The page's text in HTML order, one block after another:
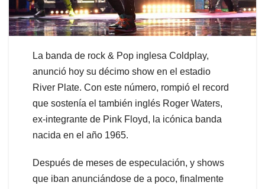
La banda de rock & Pop inglesa Coldplay,
anunció hoy su décimo show en el estadio
River Plate. Con este número, rompió el record
que sostenía el también inglés Roger Waters,
ex-integrante de Pink Floyd, la icónica banda
nacida en el año 1965.
Después de meses de especulación, y shows
que iban anunciándose de a poco, finalmente